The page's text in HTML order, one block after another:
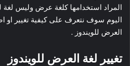
المراد استخدامها كلغة عرض وليس
اليوم سوف نتعرف على كيفية تغيير او
العرض للويندوز .
تغيير لغة العرض للويندوز